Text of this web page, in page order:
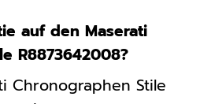
auf den Maserati
R8873642008?
Chronographen Stile